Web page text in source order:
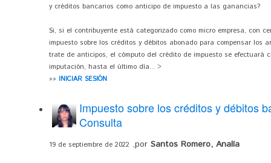
y créditos bancarios como anticipo de impuesto a las ganancias?
Si, si el contribuyente está categorizado como micro empresa, con
impuesto sobre los créditos y débitos abonado para compensar
trate de anticipos, el cómputo del crédito de impuesto se efectuará
imputación, hasta el último día... >
»» INICIAR SESIÓN
Impuesto sobre los créditos y débitos
Consulta
19 de septiembre de 2022 ,por Santos Romero, Analía